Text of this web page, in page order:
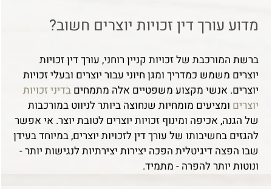
מדוע עורך דין זכויות יוצרים חשוב?
ברשת המורכבת של זכויות קניין רוחני, עורך דין זכויות
יוצרים משמש כמדריך ומגן חיוני עבור יוצרים ובעלי זכויות
יוצרים. אנשי מקצוע משפטיים אלה מתמחים בדיני זכויות
יוצרים ומציעים מומחיות שנחוצה ביותר לניווט במורכבות
של הגנה, אכיפה ומינוף זכויות יוצרים לטובת יוצר. אי אפשר
להגזים בחשיבותו של עורך דין לזכויות יוצרים, במיוחד בעידן
שבו הפצה דיגיטלית הפכה יצירות יצירתיות לנגישות יותר -
ונוטות יותר להפרה - מתמיד.